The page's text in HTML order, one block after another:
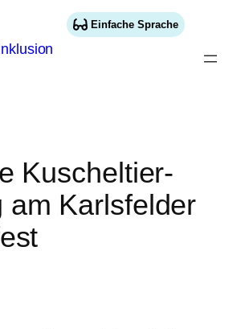
Einfache Sprache
Kuscheltier-
am Karlsfelder